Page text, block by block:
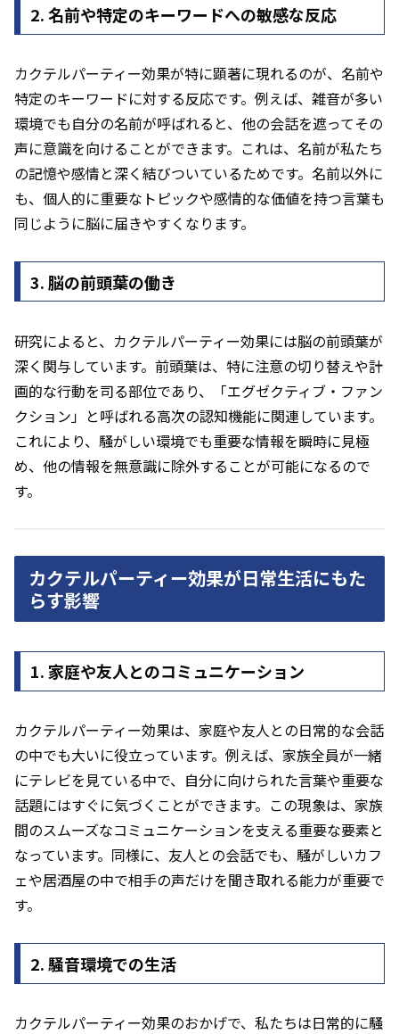
2. 名前や特定のキーワードへの敏感な反応
カクテルパーティー効果が特に顕著に現れるのが、名前や
特定のキーワードに対する反応です。例えば、雑音が多い
環境でも自分の名前が呼ばれると、他の会話を遮ってその
声に意識を向けることができます。これは、名前が私たち
の記憶や感情と深く結びついているためです。名前以外に
も、個人的に重要なトピックや感情的な価値を持つ言葉も
同じように脳に届きやすくなります。
3. 脳の前頭葉の働き
研究によると、カクテルパーティー効果には脳の前頭葉が
深く関与しています。前頭葉は、特に注意の切り替えや計
画的な行動を司る部位であり、「エグゼクティブ・ファン
クション」と呼ばれる高次の認知機能に関連しています。
これにより、騒がしい環境でも重要な情報を瞬時に見極
め、他の情報を無意識に除外することが可能になるので
す。
カクテルパーティー効果が日常生活にもた
らす影響
1. 家庭や友人とのコミュニケーション
カクテルパーティー効果は、家庭や友人との日常的な会話
の中でも大いに役立っています。例えば、家族全員が一緒
にテレビを見ている中で、自分に向けられた言葉や重要な
話題にはすぐに気づくことができます。この現象は、家族
間のスムーズなコミュニケーションを支える重要な要素と
なっています。同様に、友人との会話でも、騒がしいカフ
ェや居酒屋の中で相手の声だけを聞き取れる能力が重要で
す。
2. 騒音環境での生活
カクテルパーティー効果のおかげで、私たちは日常的に騒